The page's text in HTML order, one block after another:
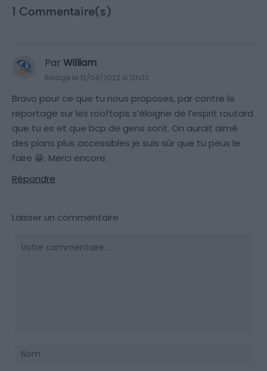
1 Commentaire(s)
Par William
Rédigé le 13/04/2022 à 12h32
Bravo pour ce que tu nous proposes, par contre le
reportage sur les rooftops s’éloigne de l’esprit routard
que tu es et que bcp de gens sont. On aurait aimé
des plans plus accessibles je suis sûr que tu peux le
faire 😁. Merci encore.
Répondre
Laisser un commentaire